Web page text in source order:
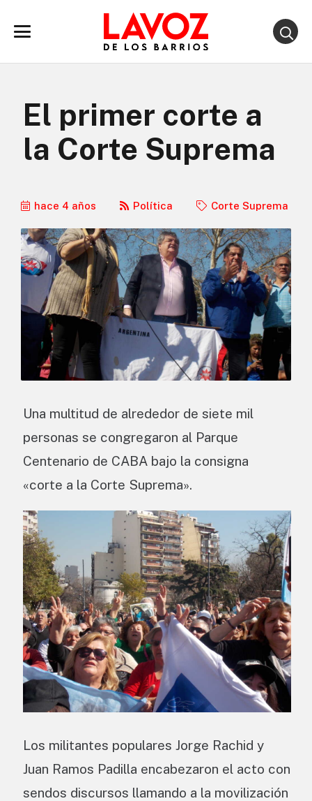
El primer corte a
la Corte Suprema
hace 4 años Política Corte Suprema
Una multitud de alrededor de siete mil
personas se congregaron al Parque
Centenario de CABA bajo la consigna
«corte a la Corte Suprema».
Los militantes populares Jorge Rachid y
Juan Ramos Padilla encabezaron el acto con
sendos discursos llamando a la movilización